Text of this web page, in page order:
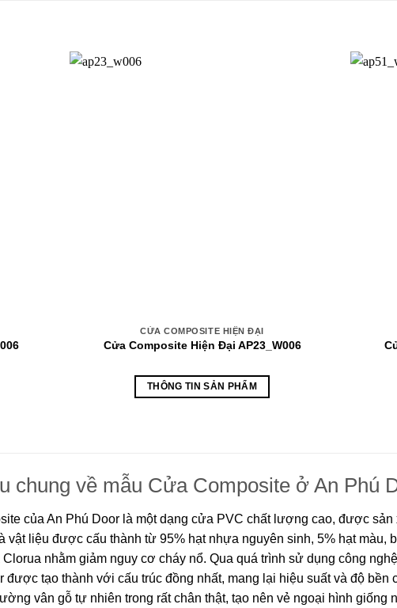
CỬA COMPOSITE HIỆN ĐẠI
Cửa Composite Hiện Đại AP23_W006
THÔNG TIN SẢN PHẨM
chung về mẫu Cửa Composite ở An Phú
của An Phú Door là một dạng cửa PVC chất lượng cao, được
vật liệu được cấu thành từ 95% hạt nhựa nguyên sinh, 5% hạt màu,
nhằm giảm nguy cơ cháy nổ. Qua quá trình sử dụng công
được tạo thành với cấu trúc đồng nhất, mang lại hiệu suất và độ bền
vân gỗ tự nhiên trong rất chân thật, tạo nên vẻ ngoại hình giống